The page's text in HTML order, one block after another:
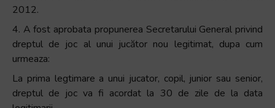
2012.
4. A fost aprobata propunerea Secretarului General privind
dreptul de joc al unui jucător nou legitimat, dupa cum
urmeaza:
La prima legtimare a unui jucator, copil, junior sau senior,
dreptul de joc va fi acordat la 30 de zile de la data